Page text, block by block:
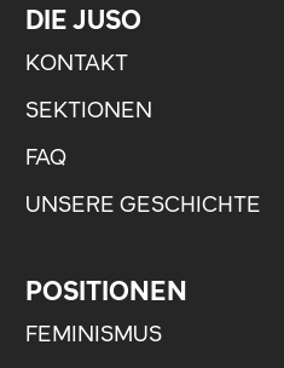
DIE JUSO
KONTAKT
SEKTIONEN
FAQ
UNSERE GESCHICHTE
POSITIONEN
FEMINISMUS